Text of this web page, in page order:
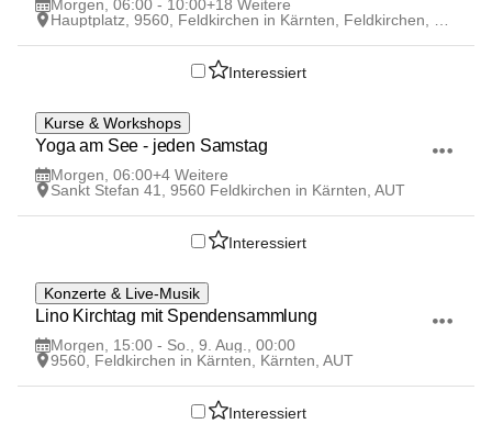
Morgen, 06:00 - 10:00+18 Weitere
Interessiert
8
AUG
Kurse & Workshops
Yoga am See - jeden Samstag
Morgen, 06:00+4 Weitere
Sankt Stefan 41, 9560 Feldkirchen in Kärnten, AUT
Interessiert
8
AUG
Konzerte & Live-Musik
Morgen, 15:00 - So., 9. Aug., 00:00
9560, Feldkirchen in Kärnten, Kärnten, AUT
Interessiert